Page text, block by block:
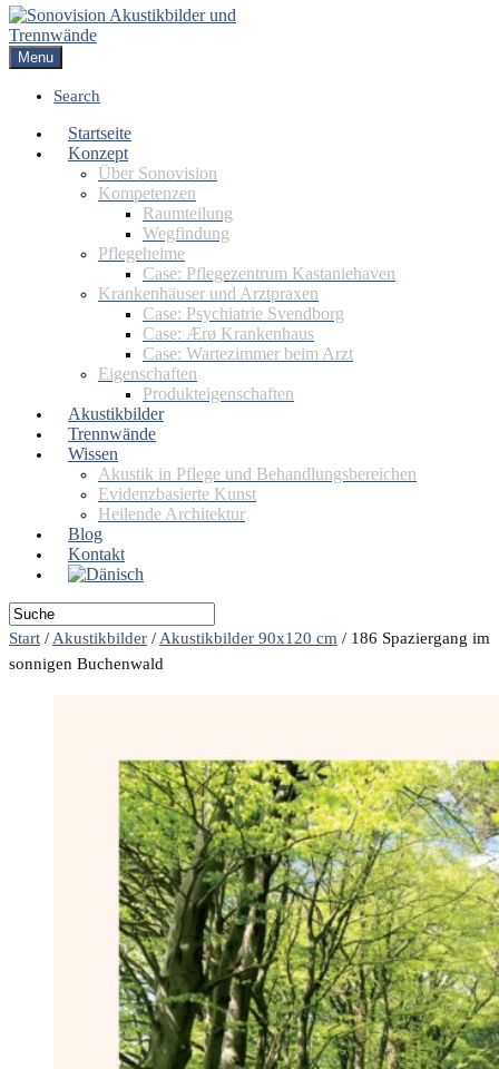
Menu
Search
Startseite
Konzept
Über Sonovision
Kompetenzen
Raumteilung
Wegfindung
Pflegeheime
Case: Pflegezentrum Kastaniehaven
Krankenhäuser und Arztpraxen
Case: Psychiatrie Svendborg
Case: Ærø Krankenhaus
Case: Wartezimmer beim Arzt
Eigenschaften
Produkteigenschaften
Akustikbilder
Trennwände
Wissen
Akustik in Pflege und Behandlungsbereichen
Evidenzbasierte Kunst
Heilende Architektur
Blog
Kontakt
Start / Akustikbilder / Akustikbilder 90x120 cm / 186 Spaziergang im
sonnigen Buchenwald